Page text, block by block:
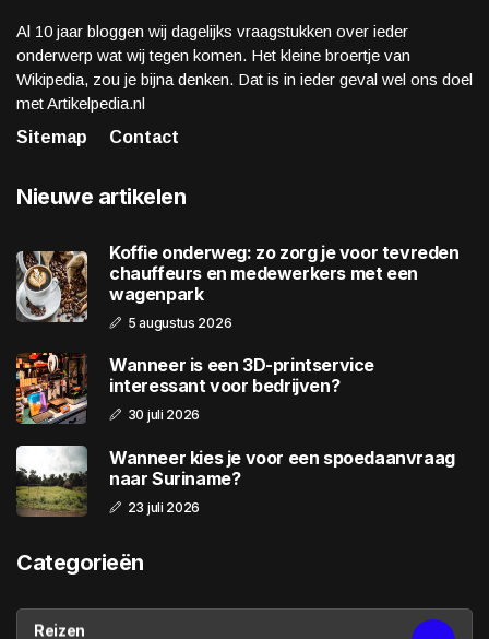
Al 10 jaar bloggen wij dagelijks vraagstukken over ieder
onderwerp wat wij tegen komen. Het kleine broertje van
Wikipedia, zou je bijna denken. Dat is in ieder geval wel ons doel
met Artikelpedia.nl
Sitemap
Contact
Nieuwe artikelen
Koffie onderweg: zo zorg je voor tevreden
chauffeurs en medewerkers met een
wagenpark
5 augustus 2026
Wanneer is een 3D-printservice
interessant voor bedrijven?
30 juli 2026
Wanneer kies je voor een spoedaanvraag
naar Suriname?
23 juli 2026
Categorieën
Reizen